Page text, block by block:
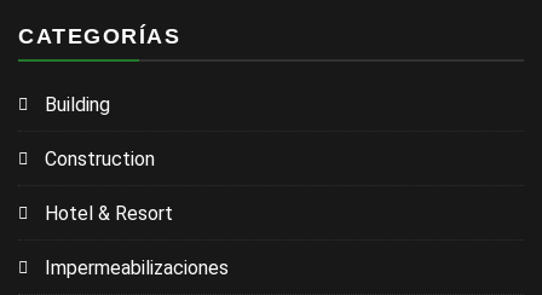
CATEGORÍAS
Building
Construction
Hotel & Resort
Impermeabilizaciones